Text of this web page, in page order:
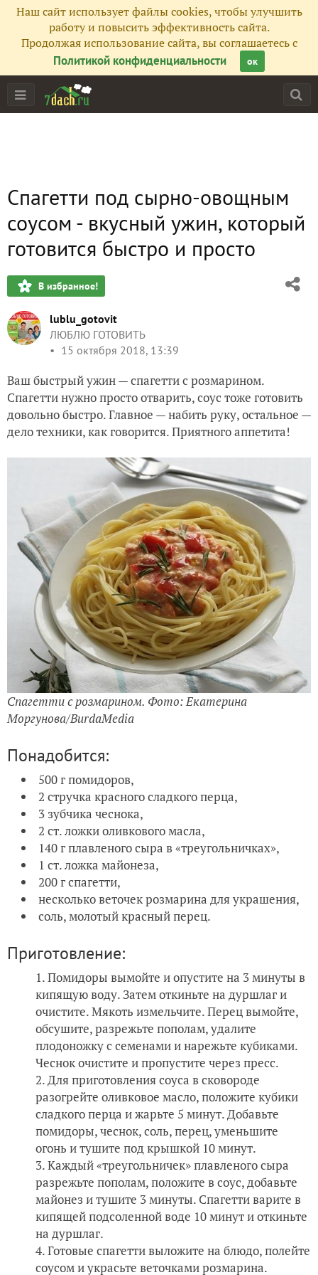
Наш сайт использует файлы cookies, чтобы улучшить
работу и повысить эффективность сайта.
Продолжая использование сайта, вы соглашаетесь с
Политикой конфиденциальности
ок
Спагетти под сырно-овощным
соусом - вкусный ужин, который
готовится быстро и просто
В избранное!
lublu_gotovit
ЛЮБЛЮ ГОТОВИТЬ
15 октября 2018, 13:39
Ваш быстрый ужин — спагетти с розмарином.
Спагетти нужно просто отварить, соус тоже готовить
довольно быстро. Главное — набить руку, остальное —
дело техники, как говорится. Приятного аппетита!
Спагетти с розмарином. Фото: Екатерина
Моргунова/BurdaMedia
Понадобится:
500 г помидоров,
2 стручка красного сладкого перца,
3 зубчика чеснока,
2 ст. ложки оливкового масла,
140 г плавленого сыра в «треугольничках»,
1 ст. ложка майонеза,
200 г спагетти,
несколько веточек розмарина для украшения,
соль, молотый красный перец.
Приготовление:
Помидоры вымойте и опустите на 3 минуты в
кипящую воду. Затем откиньте на дуршлаг и
очистите. Мякоть измельчите. Перец вымойте,
обсушите, разрежьте пополам, удалите
плодоножку с семенами и нарежьте кубиками.
Чеснок очистите и пропустите через пресс.
Для приготовления соуса в сковороде
разогрейте оливковое масло, положите кубики
сладкого перца и жарьте 5 минут. Добавьте
помидоры, чеснок, соль, перец, уменьшите
огонь и тушите под крышкой 10 минут.
Каждый «треугольничек» плавленого сыра
разрежьте пополам, положите в соус, добавьте
майонез и тушите 3 минуты. Спагетти варите в
кипящей подсоленной воде 10 минут и откиньте
на дуршлаг.
Готовые спагетти выложите на блюдо, полейте
соусом и украсьте веточками розмарина.